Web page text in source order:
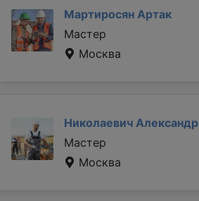
Мартиросян Артак
Мастер
Москва
Николаевич Александр
Мастер
Москва